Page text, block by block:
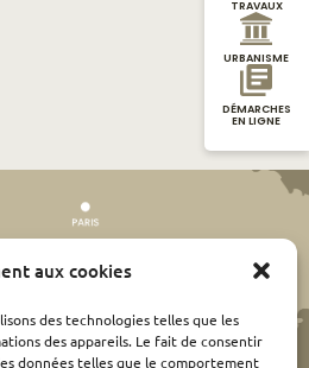
aux cookies
des technologies telles que les
des appareils. Le fait de consentir
données telles que le comportement
TRAVAUX
URBANISME
DÉMARCHES
EN LIGNE